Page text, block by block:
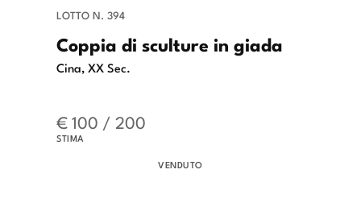
LOTTO N. 394
Coppia di sculture in giada
Cina, XX Sec.
€ 100 / 200
STIMA
VENDUTO